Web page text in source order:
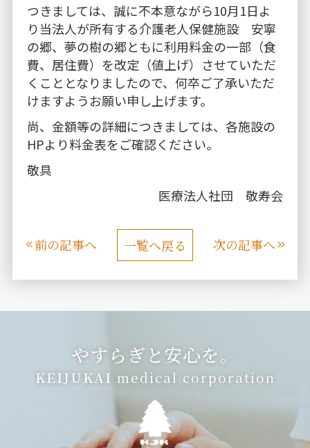
つきましては、誠に不本意ながら10月1日よ
り当法人が所有する介護老人保健施設 安寧
の郷、夢の樹の郷ともに利用料金の一部（食
費、居住費）を改定（値上げ）させていただ
くこととなりましたので、何卒ご了承いただ
けますようお願い申し上げます。
尚、金額等の詳細につきましては、各施設の
HPより料金表をご確認ください。
敬具
医療法人社団 敬寿会
前の記事へ 一覧へ戻る 次の記事へ
やすらぎと安心を。
KEIJUKAI medical corporation